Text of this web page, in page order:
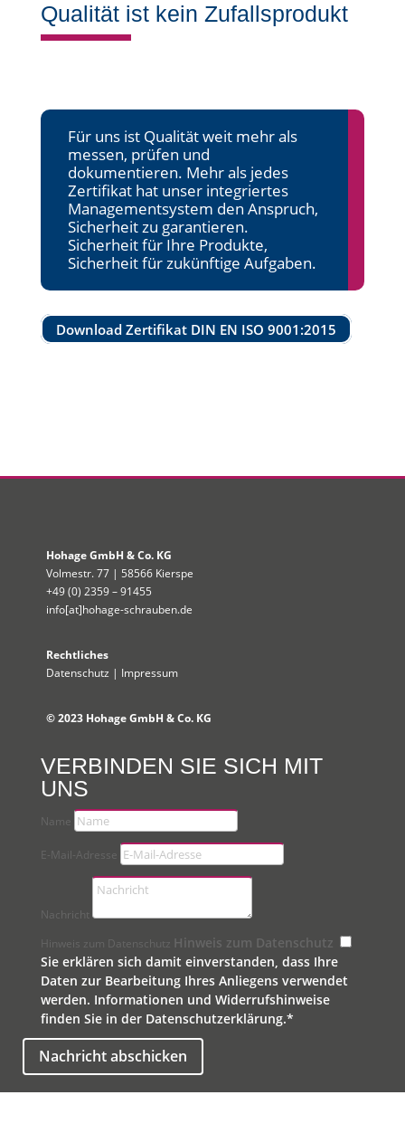
Qualität ist kein Zufallsprodukt
Für uns ist Qualität weit mehr als
messen, prüfen und
dokumentieren. Mehr als jedes
Zertifikat hat unser integriertes
Managementsystem den Anspruch,
Sicherheit zu garantieren.
Sicherheit für Ihre Produkte,
Sicherheit für zukünftige Aufgaben.
Download Zertifikat DIN EN ISO 9001:2015
Hohage GmbH & Co. KG
Volmestr. 77 | 58566 Kierspe
+49 (0) 2359 – 91455
info[at]hohage-schrauben.de
Rechtliches
Datenschutz | Impressum
© 2023 Hohage GmbH & Co. KG
VERBINDEN SIE SICH MIT
UNS
Name
E-Mail-Adresse
Nachricht
Hinweis zum Datenschutz Hinweis zum Datenschutz
Sie erklären sich damit einverstanden, dass Ihre
Daten zur Bearbeitung Ihres Anliegens verwendet
werden. Informationen und Widerrufshinweise
finden Sie in der Datenschutzerklärung.*
Nachricht abschicken